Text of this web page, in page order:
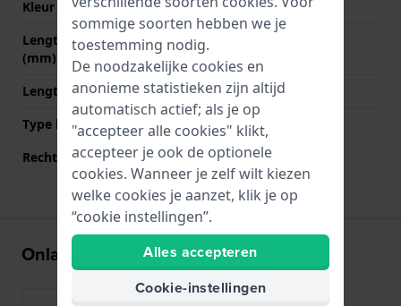
Kleur sluiting
Zilver
Lengte band op 12 uur
(mm)
70 mm
Lengte band op 6 uur (mm) 125 mm
Type bevestiging
Bandpennen
Rechte bandaanzet
Nee
Onlangs bekeken
sommige soorten hebben we je
toestemming nodig.
De noodzakelijke cookies en
anonieme statistieken zijn altijd
automatisch actief; als je op
"accepteer alle cookies" klikt,
accepteer je ook de optionele
cookies. Wanneer je zelf wilt kiezen
welke cookies je aanzet, klik je op
“cookie instellingen”.
Alles accepteren
Cookie-instellingen